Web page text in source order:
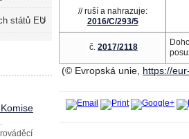
států EU
// ruší a nahrazuje:
2016/C/293/5
č. 2017/2118
(© Evropská unie, https://